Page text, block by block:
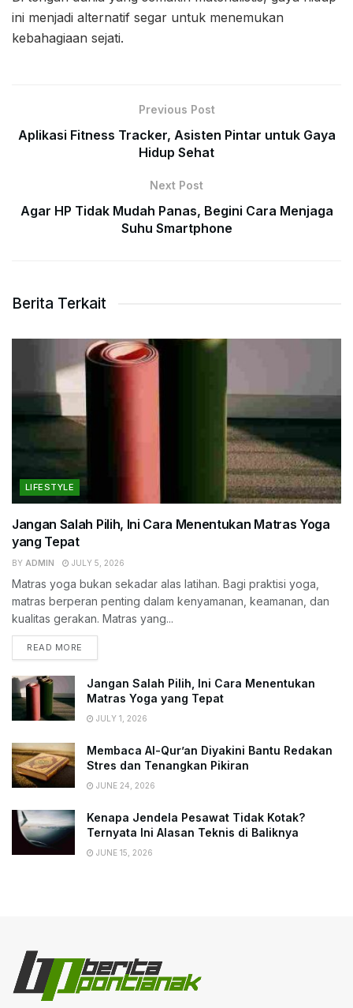
ini menjadi alternatif segar untuk menemukan
kebahagiaan sejati.
Previous Post
Aplikasi Fitness Tracker, Asisten Pintar untuk Gaya
Hidup Sehat
Next Post
Agar HP Tidak Mudah Panas, Begini Cara Menjaga
Suhu Smartphone
Berita Terkait
LIFESTYLE
Jangan Salah Pilih, Ini Cara Menentukan Matras Yoga
yang Tepat
BY ADMIN JULY 5, 2026
Matras yoga bukan sekadar alas latihan. Bagi praktisi yoga,
matras berperan penting dalam kenyamanan, keamanan, dan
kualitas gerakan. Matras yang...
READ MORE
Jangan Salah Pilih, Ini Cara Menentukan
Matras Yoga yang Tepat
JULY 1, 2026
Membaca Al-Qur’an Diyakini Bantu Redakan
Stres dan Tenangkan Pikiran
JUNE 24, 2026
Kenapa Jendela Pesawat Tidak Kotak?
Ternyata Ini Alasan Teknis di Baliknya
JUNE 15, 2026